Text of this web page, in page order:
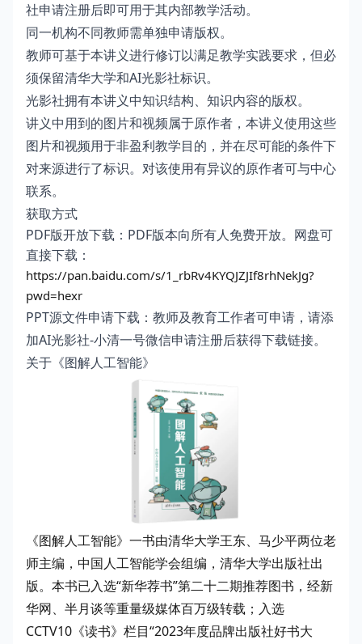
社申请注册后即可用于其内部教学活动。
同一机构不同教师需单独申请版权。
教师可基于本讲义进行修订以满足教学实践要求，但必
须保留清华大学和AI光影社标识。
光影社拥有本讲义中知识结构、知识内容的版权。
讲义中用到的图片和视频属于原作者，本讲义使用这些
图片和视频用于非盈利教学目的，并在尽可能的条件下
对来源进行了标识。对该使用有异议的原作者可与中心
联系。
获取方式
PDF版开放下载：PDF版本向所有人免费开放。网盘可
直接下载：
https://pan.baidu.com/s/1_rbRv4KYQJZJIf8rhNekJg?
pwd=hexr
PPT源文件申请下载：教师及教育工作者可申请，请添
加AI光影社-小清一号微信申请注册后获得下载链接。
关于《图解人工智能》
《图解人工智能》一书由清华大学王东、马少平两位老
师主编，中国人工智能学会组编，清华大学出版社出
版。本书已入选“新华荐书”第二十二期推荐图书，经新
华网、半月谈等重量级媒体百万级转载；入选
CCTV10《读书》栏目“2023年度品牌出版社好书大